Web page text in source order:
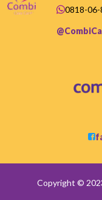
0818-06-
Copyright ©